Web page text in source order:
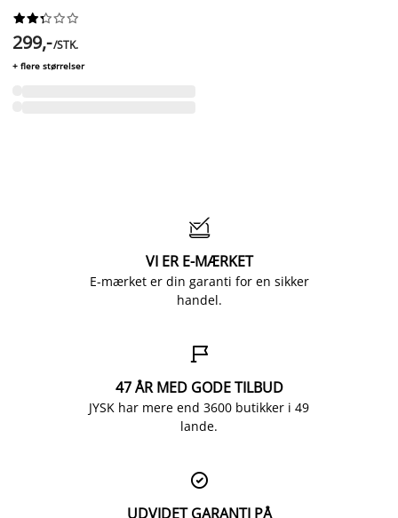






299,-/STK.
+ flere størrelser

VI ER E-MÆRKET
E-mærket er din garanti for en sikker
handel.

47 ÅR MED GODE TILBUD
JYSK har mere end 3600 butikker i 49
lande.

UDVIDET GARANTI PÅ